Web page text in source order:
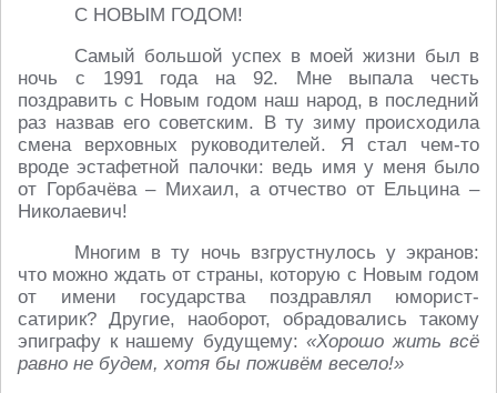
С НОВЫМ ГОДОМ!
Самый большой успех в моей жизни был в
ночь с 1991 года на 92. Мне выпала честь
поздравить с Новым годом наш народ, в последний
раз назвав его советским. В ту зиму происходила
смена верховных руководителей. Я стал чем-то
вроде эстафетной палочки: ведь имя у меня было
от Горбачёва – Михаил, а отчество от Ельцина –
Николаевич!
Многим в ту ночь взгрустнулось у экранов:
что можно ждать от страны, которую с Новым годом
от имени государства поздравлял юморист-
сатирик? Другие, наоборот, обрадовались такому
эпиграфу к нашему будущему: «Хорошо жить всё
равно не будем, хотя бы поживём весело!»